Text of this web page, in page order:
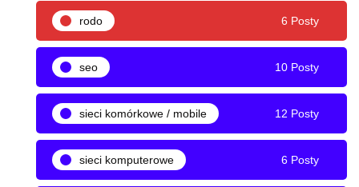
rodo 6 Posty
seo 10 Posty
sieci komórkowe / mobile 12 Posty
sieci komputerowe 6 Posty